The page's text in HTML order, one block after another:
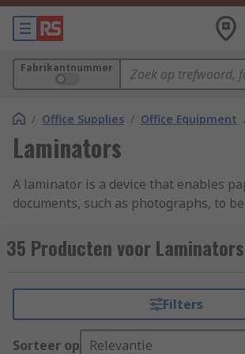
Fabrikantnummer
/ Office Supplies / Office Equipment
Laminators
A laminator is a device that enables
documents, such as photographs, to
creased or stained. The plastic cover
provide a surface that can be used to
Laminators accept A4 size paper with
able to laminate A3. They are quick to
35 Producten voor Laminators
Filters
Sorteer op Relevantie